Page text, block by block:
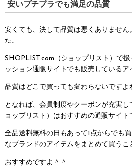
安いプチプラでも満足の品質
安くても、決して品質は悪くありません
た。
SHOPLIST.com（ショップリスト）で
ッション通販サイトでも販売しているア
品質はどこで買っても変わらないですよ
となれば、会員制度やクーポンが充実
ョップリスト）はおすすめの通販サイト
全品送料無料の日もあって1点からでも
なブランドのアイテムをまとめて買うこ
おすすめですよ＾＾